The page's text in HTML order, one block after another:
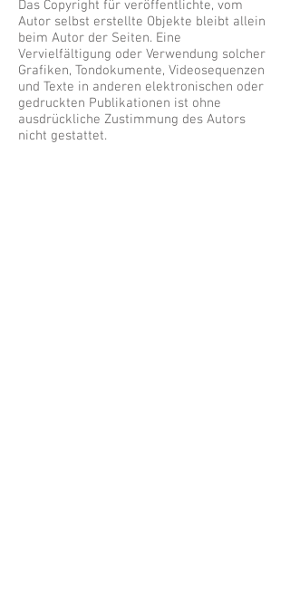
Das Copyright für veröffentlichte, vom
Autor selbst erstellte Objekte bleibt allein
beim Autor der Seiten. Eine
Vervielfältigung oder Verwendung solcher
Grafiken, Tondokumente, Videosequenzen
und Texte in anderen elektronischen oder
gedruckten Publikationen ist ohne
ausdrückliche Zustimmung des Autors
nicht gestattet.